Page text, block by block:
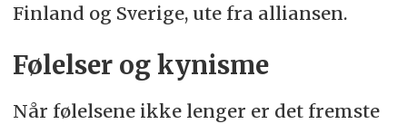
Finland og Sverige, ute fra alliansen.
Følelser og kynisme
Når følelsene ikke lenger er det fremste